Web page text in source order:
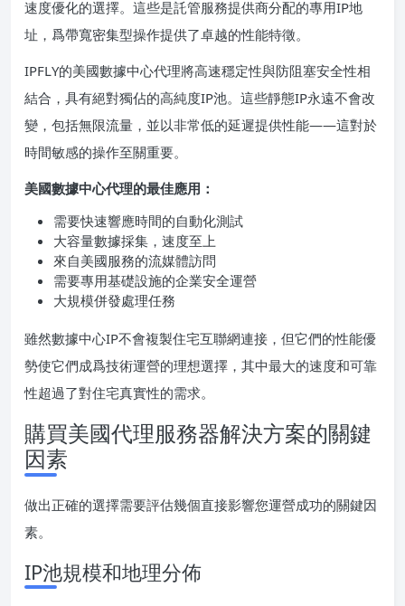
速度優化的選擇。這些是託管服務提供商分配的專用IP地
址，爲帶寬密集型操作提供了卓越的性能特徵。
IPFLY的美國數據中心代理將高速穩定性與防阻塞安全性相
結合，具有絕對獨佔的高純度IP池。這些靜態IP永遠不會改
變，包括無限流量，並以非常低的延遲提供性能——這對於
時間敏感的操作至關重要。
美國數據中心代理的最佳應用：
需要快速響應時間的自動化測試
大容量數據採集，速度至上
來自美國服務的流媒體訪問
需要專用基礎設施的企業安全運營
大規模併發處理任務
雖然數據中心IP不會複製住宅互聯網連接，但它們的性能優
勢使它們成爲技術運營的理想選擇，其中最大的速度和可靠
性超過了對住宅真實性的需求。
購買美國代理服務器解決方案的關鍵
因素
做出正確的選擇需要評估幾個直接影響您運營成功的關鍵因
素。
IP池規模和地理分佈